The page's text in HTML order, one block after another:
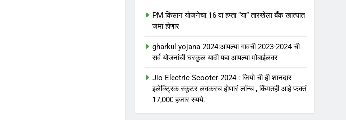
PM किसान योजनेचा 16 वा हप्ता “या” तारखेला बँक खात्यात
जमा होणार
gharkul yojana 2024:आपल्या गावची 2023-2024 ची
सर्व योजनांची घरकुल यादी पहा आपल्या मोबाईलवर
Jio Electric Scooter 2024 : जियो ची ही शानदार
इलेक्ट्रिक स्कूटर लवकरच होणारं लॉन्च , किंमतही आहे फक्तं
17,000 हजार रुपये.